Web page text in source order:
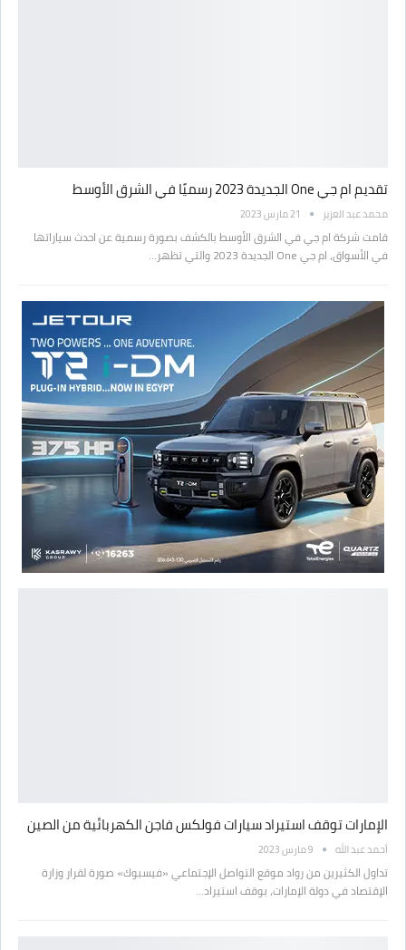
تقديم ام جي One الجديدة 2023 رسميًا في الشرق الأوسط
محمد عبد العزيز 21 مارس 2023
قامت شركة ام جي في الشرق الأوسط بالكشف بصورة رسمية عن احدث سياراتها
في الأسواق، ام جي One الجديدة 2023 والتي تظهر…
الإمارات توقف استيراد سيارات فولكس فاجن الكهربائية من الصين
أحمد عبد الله 9 مارس 2023
تداول الكثيرين من رواد موقع التواصل الإجتماعي «فيسبوك» صورة لقرار وزارة
الإقتصاد في دولة الإمارات، بوقف استيراد…